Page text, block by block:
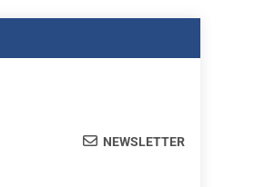
NEWSLETTER